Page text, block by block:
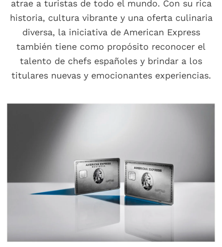
atrae a turistas de todo el mundo. Con su rica
historia, cultura vibrante y una oferta culinaria
diversa, la iniciativa de American Express
también tiene como propósito reconocer el
talento de chefs españoles y brindar a los
titulares nuevas y emocionantes experiencias.